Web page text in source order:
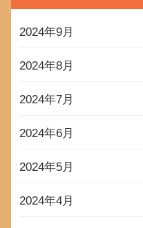
2024年9月
2024年8月
2024年7月
2024年6月
2024年5月
2024年4月